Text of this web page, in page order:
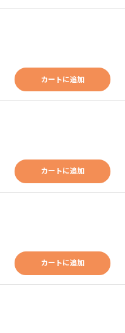
カートに追加
カートに追加
カートに追加